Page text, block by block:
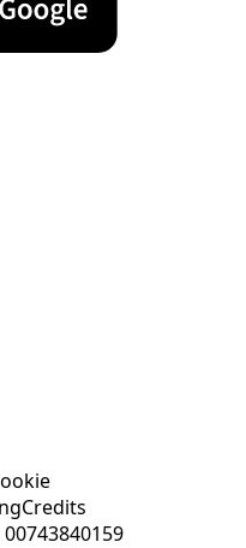
Credits